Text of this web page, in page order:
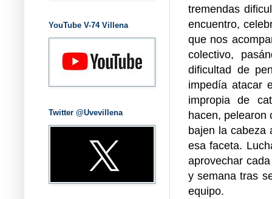
tremendas
encuentro,
que nos
colectivo,
dificultad de
impedía atacar
impropia de
hacen, pelearon
bajen la cabeza
esa faceta.
aprovechar
y semana tras
equipo.
YouTube V-74 Villena
Twitter @Uvevillena